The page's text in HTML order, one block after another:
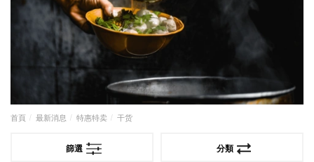
首頁 最新消息 特惠特卖 干货
篩選 分類